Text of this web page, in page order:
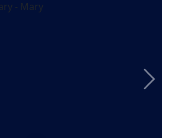
Next